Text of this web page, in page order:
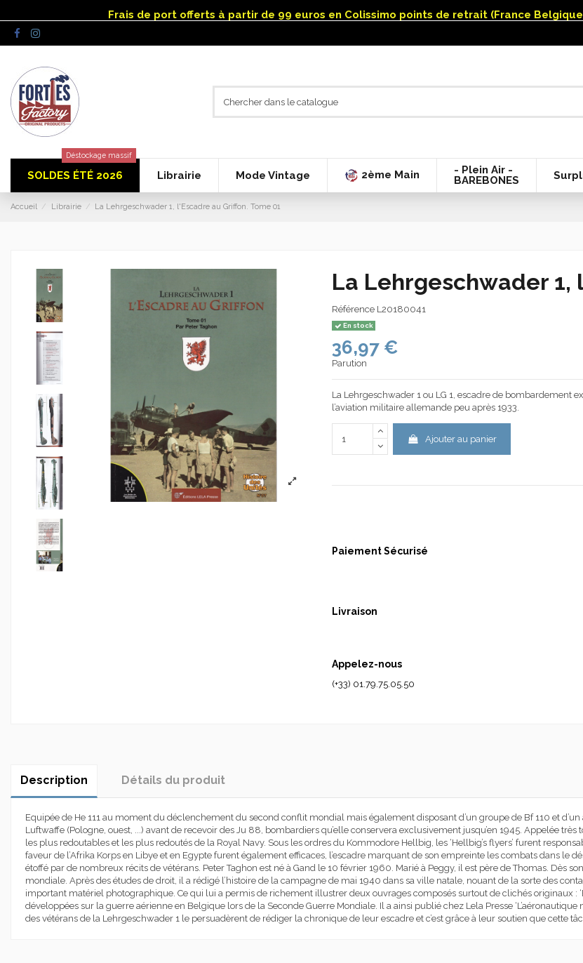
Frais de port offerts à partir de 99 euros en Colissimo points de retrait (France
SOLDES ÉTÉ 2026
Déstockage massif
Librairie Mode Vintage 2ème Main
- Plein Air -
BAREBONES
Accueil Librairie La Lehrgeschwader 1, l'Escadre au Griffon. Tome 01
La Lehrgeschwader 1,
Référence L20180041
En stock
36,97 €
Parution
La Lehrgeschwader 1 ou LG 1, escadre de bombardement
l’aviation militaire allemande peu après 1933.
Ajouter au panier
Paiement Sécurisé
Livraison
Appelez-nous
(+33) 01.79.75.05.50
Description Détails du produit
Equipée de He 111 au moment du déclenchement du second conflit mondial mais également disposant d’un groupe de Bf 110 et
Luftwaffe (Pologne, ouest, ...) avant de recevoir des Ju 88, bombardiers qu’elle conservera exclusivement jusqu’en 1945. Appelée
les plus redoutables et les plus redoutés de la Royal Navy. Sous les ordres du Kommodore Hellbig, les ‘Hellbig’s flyers’ furent
faveur de l’Afrika Korps en Libye et en Egypte furent également efficaces, l’escadre marquant de son empreinte les combats dans le
étoffé par de nombreux récits de vétérans. Peter Taghon est né à Gand le 10 février 1960. Marié à Peggy, il est père de Thomas. Dès
mondiale. Après des études de droit, il a rédigé l’histoire de la campagne de mai 1940 dans sa ville natale, nouant de la sorte des
important matériel photographique. Ce qui lui a permis de richement illustrer deux ouvrages composés surtout de clichés originaux :
développées sur la guerre aérienne en Belgique lors de la Seconde Guerre Mondiale. Il a ainsi publié chez Lela Presse
des vétérans de la Lehrgeschwader 1 le persuadèrent de rédiger la chronique de leur escadre et c’est grâce à leur soutien que cette